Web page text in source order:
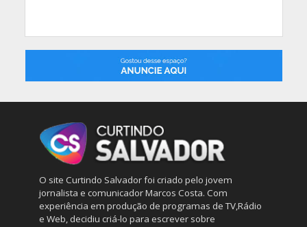
O site Curtindo Salvador foi criado pelo jovem
jornalista e comunicador Marcos Costa. Com
experiência em produção de programas de TV,Rádio
e Web, decidiu criá-lo para escrever sobre